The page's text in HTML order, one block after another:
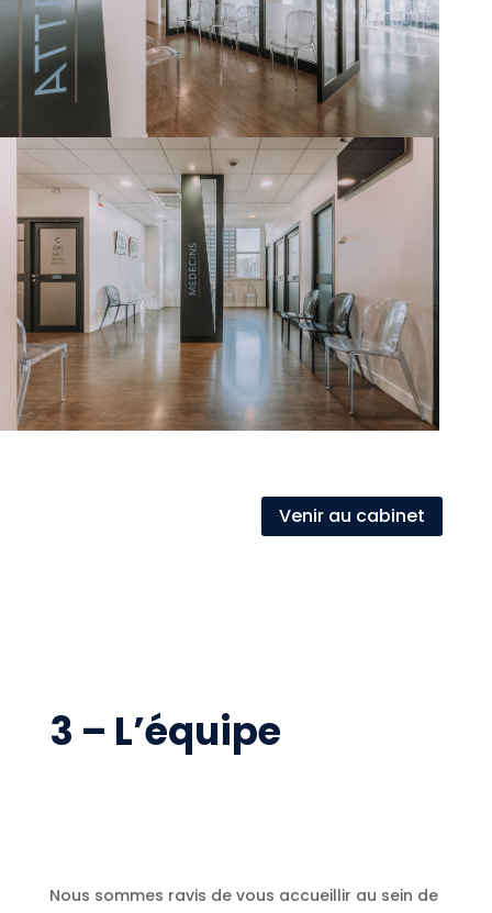
Venir au cabinet
3 – L’équipe
Nous sommes ravis de vous accueillir au sein de